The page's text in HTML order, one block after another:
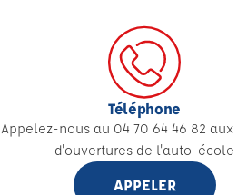
Téléphone
Appelez-nous au 04 70 64 46 82 aux
d'ouvertures de l'auto-école
APPELER